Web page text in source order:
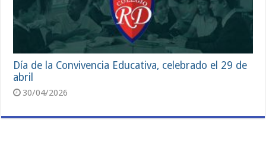
Día de la Convivencia Educativa, celebrado el 29 de
abril
30/04/2026